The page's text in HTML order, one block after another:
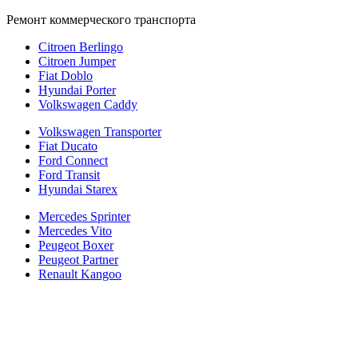
Ремонт коммерческого транспорта
Citroen Berlingo
Citroen Jumper
Fiat Doblo
Hyundai Porter
Volkswagen Caddy
Volkswagen Transporter
Fiat Ducato
Ford Connect
Ford Transit
Hyundai Starex
Mercedes Sprinter
Mercedes Vito
Peugeot Boxer
Peugeot Partner
Renault Kangoo